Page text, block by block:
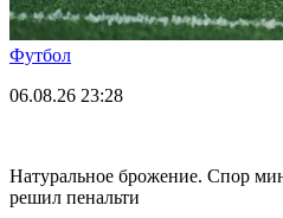
Футбол
06.08.26 23:28
Натуральное брожение. Спор
решил пенальти